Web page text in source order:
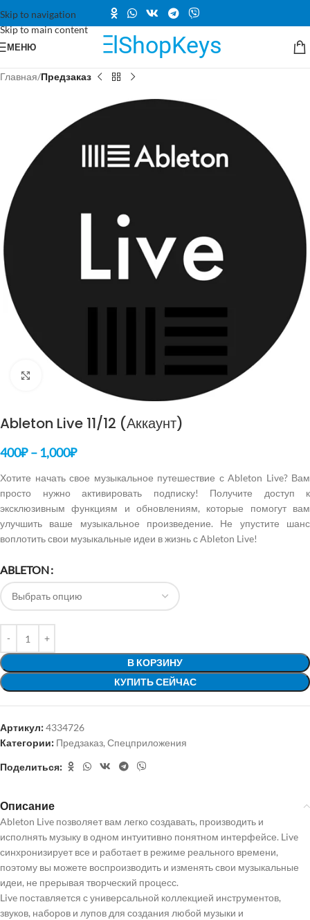
Skip to navigation
Skip to main content
МЕНЮ
Главная Предзаказ
Нажмите, чтобы увеличить
Ableton Live 11/12 (Аккаунт)
400₽– 1,000₽
Хотите начать свое музыкальное путешествие с Ableton Live? Вам
просто нужно активировать подписку! Получите доступ к
эксклюзивным функциям и обновлениям, которые помогут вам
улучшить ваше музыкальное произведение. Не упустите шанс
воплотить свои музыкальные идеи в жизнь с Ableton Live!
ABLETON
В КОРЗИНУ
КУПИТЬ СЕЙЧАС
Артикул:4334726
Категории: Предзаказ, Спецприложения
Поделиться:
Описание
Ableton Live позволяет вам легко создавать, производить и
исполнять музыку в одном интуитивно понятном интерфейсе. Live
синхронизирует все и работает в режиме реального времени,
поэтому вы можете воспроизводить и изменять свои музыкальные
идеи, не прерывая творческий процесс.
Live поставляется с универсальной коллекцией инструментов,
звуков, наборов и лупов для создания любой музыки и